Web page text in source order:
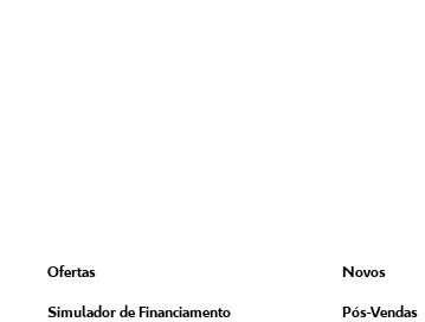
Ofertas Novos
Simulador de Financiamento Pós-Vendas